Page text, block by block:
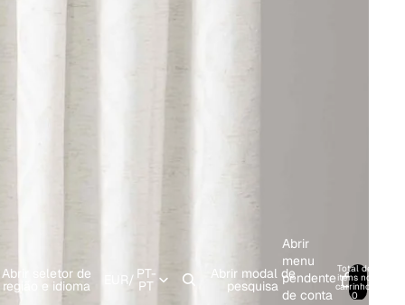
Abrir seletor de
região e idioma EUR/ PT-
PT
Abrir modal de
pesquisa
Abrir
menu
pendente
de conta
Total de
itens no
carrinho:
0